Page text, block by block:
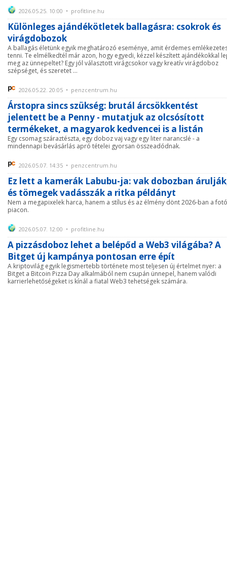
2026.05.25. 10:00 • profitline.hu
Különleges ajándékötletek ballagásra: csokrok és
virágdobozok
A ballagás életünk egyik meghatározó eseménye, amit érdemes
tenni. Te elmélkedtél már azon, hogy egyedi, kézzel készített ajándékokkal
meg az ünnepeltet? Egy jól választott virágcsokor vagy kreatív virágdoboz
szépséget, és szeretet ...
2026.05.22. 20:05 • penzcentrum.hu
Árstopra sincs szükség: brutál árcsökkentést
jelentett be a Penny - mutatjuk az olcsósított
termékeket, a magyarok kedvencei is a listán
Egy csomag száraztészta, egy doboz vaj vagy egy liter narancslé - a
mindennapi bevásárlás apró tételei gyorsan összeadódnak.
2026.05.07. 14:35 • penzcentrum.hu
Ez lett a kamerák Labubu-ja: vak dobozban
és tömegek vadásszák a ritka példányt
Nem a megapixelek harca, hanem a stílus és az élmény dönt 2026-ban a
piacon.
2026.05.07. 12:00 • profitline.hu
A pizzásdoboz lehet a belépőd a Web3 világába? A
Bitget új kampánya pontosan erre épít
A kriptovilág egyik legismertebb története most teljesen új értelmet nyer: a
Bitget a Bitcoin Pizza Day alkalmából nem csupán ünnepel, hanem valódi
karrierlehetőségeket is kínál a fiatal Web3 tehetségek számára.